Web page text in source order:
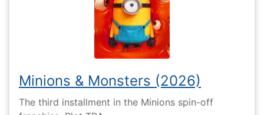
Minions & Monsters (2026)
The third installment in the Minions spin-off